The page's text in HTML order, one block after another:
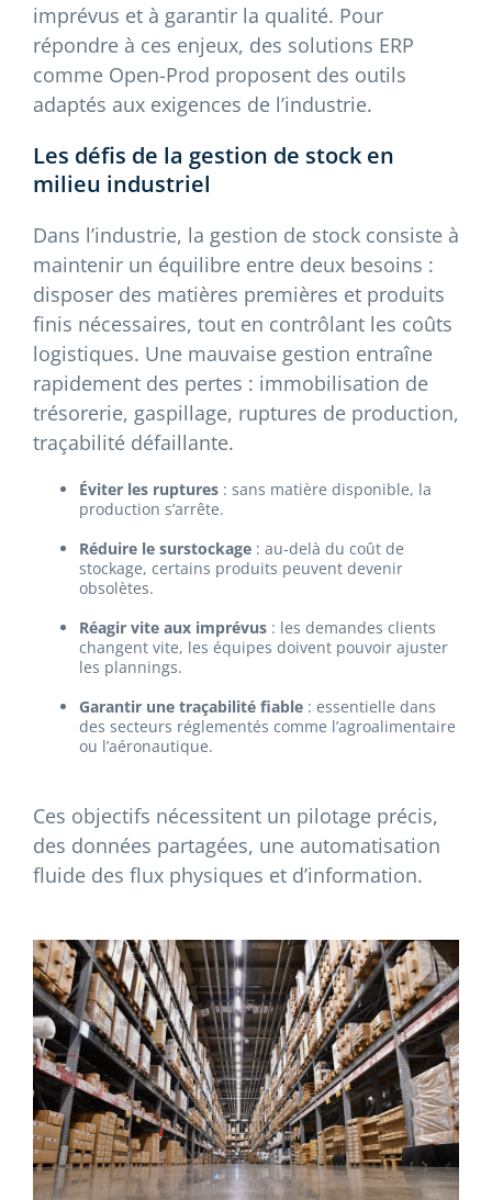
imprévus et à garantir la qualité. Pour
répondre à ces enjeux, des solutions ERP
comme Open-Prod proposent des outils
adaptés aux exigences de l’industrie.
Les défis de la gestion de stock en
milieu industriel
Dans l’industrie, la gestion de stock consiste à
maintenir un équilibre entre deux besoins :
disposer des matières premières et produits
finis nécessaires, tout en contrôlant les coûts
logistiques. Une mauvaise gestion entraîne
rapidement des pertes : immobilisation de
trésorerie, gaspillage, ruptures de production,
traçabilité défaillante.
Éviter les ruptures : sans matière disponible, la
production s’arrête.
Réduire le surstockage : au-delà du coût de
stockage, certains produits peuvent devenir
obsolètes.
Réagir vite aux imprévus : les demandes clients
changent vite, les équipes doivent pouvoir ajuster
les plannings.
Garantir une traçabilité fiable : essentielle dans
des secteurs réglementés comme l’agroalimentaire
ou l’aéronautique.
Ces objectifs nécessitent un pilotage précis,
des données partagées, une automatisation
fluide des flux physiques et d’information.